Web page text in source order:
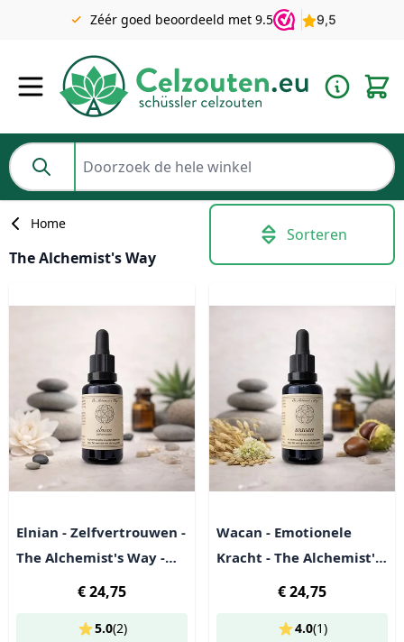
Gratis verzending v.a. €49 NL | BE pakket tot 2KG gratis v.a.
€69
Zéér goed beoordeeld met 9.5
Doorzoek de hele winkel
Home
The Alchemist's Way
Sorteren
Elnian - Zelfvertrouwen -
The Alchemist's Way -
Kruidenpreparaat
€ 24,75
5.0(2)
Wacan - Emotionele
Kracht - The Alchemist's
Way - Kruidenpreparaat
€ 24,75
4.0(1)